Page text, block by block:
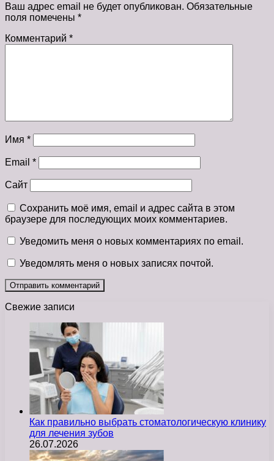
Ваш адрес email не будет опубликован. Обязательные
поля помечены *
Комментарий *
Имя *
Email *
Сайт
Сохранить моё имя, email и адрес сайта в этом
браузере для последующих моих комментариев.
Уведомить меня о новых комментариях по email.
Уведомлять меня о новых записях почтой.
Свежие записи
Как правильно выбрать стоматологическую клинику
для лечения зубов
26.07.2026